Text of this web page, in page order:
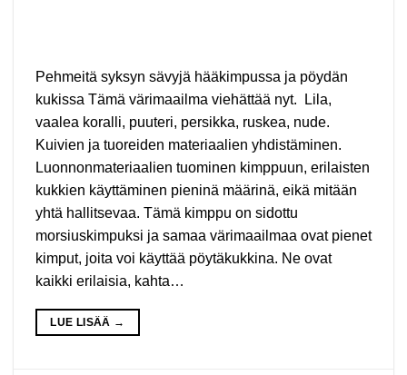
Pehmeitä syksyn sävyjä hääkimpussa ja pöydän
kukissa Tämä värimaailma viehättää nyt. Lila,
vaalea koralli, puuteri, persikka, ruskea, nude.
Kuivien ja tuoreiden materiaalien yhdistäminen.
Luonnonmateriaalien tuominen kimppuun, erilaisten
kukkien käyttäminen pieninä määrinä, eikä mitään
yhtä hallitsevaa. Tämä kimppu on sidottu
morsiuskimpuksi ja samaa värimaailmaa ovat pienet
kimput, joita voi käyttää pöytäkukkina. Ne ovat
kaikki erilaisia, kahta…
LUE LISÄÄ →